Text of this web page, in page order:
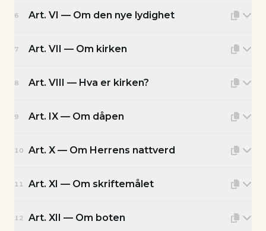
6 Art. VI — Om den nye lydighet
7 Art. VII — Om kirken
8 Art. VIII — Hva er kirken?
9 Art. IX — Om dåpen
10 Art. X — Om Herrens nattverd
11 Art. XI — Om skriftemålet
12 Art. XII — Om boten